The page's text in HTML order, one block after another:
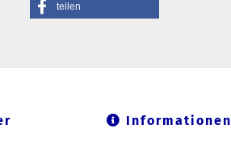
teilen
Informationen